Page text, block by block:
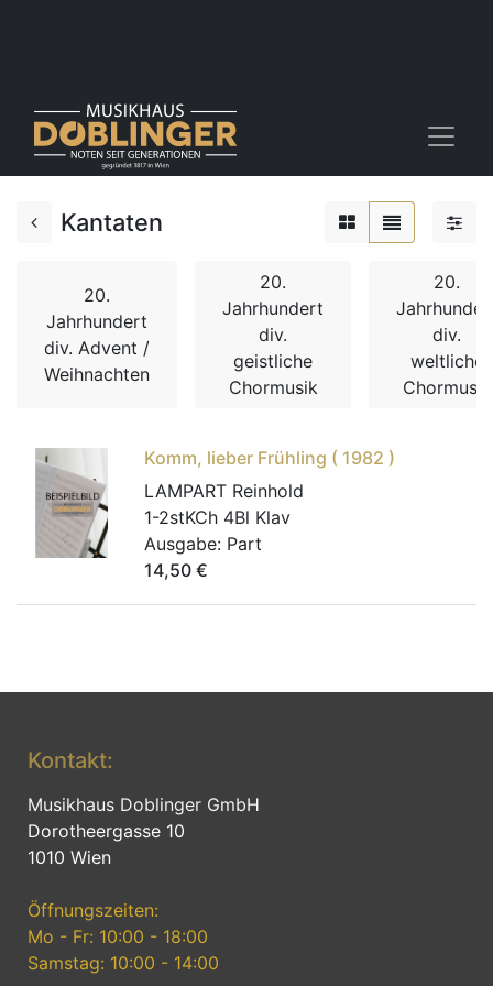
Kantaten
20.
Jahrhundert
div. Advent /
Weihnachten
20.
Jahrhundert
div.
geistliche
Chormusik
20.
div.
weltliche
Chormusik
Komm, lieber Frühling ( 1982 )
LAMPART Reinhold
1-2stKCh 4Bl Klav
Ausgabe: Part
14,50 €
Kontakt:
Musikhaus Doblinger GmbH
Dorotheergasse 10
1010 Wien
Öffnungszeiten:
Mo - Fr: 10:00 - 18:00
Samstag: 10:00 - 14:00